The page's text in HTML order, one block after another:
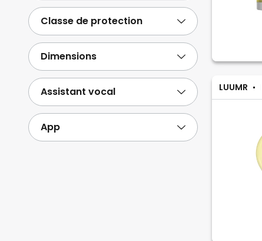
LUUMR
Classe de protection
Dimensions
Assistant vocal
App